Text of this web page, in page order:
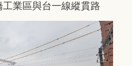
業區與台一線縱貫路